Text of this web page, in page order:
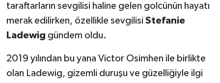
taraftarların sevgilisi haline gelen golcünün hayatı
merak edilirken, özellikle sevgilisi Stefanie
Ladewig gündem oldu.
2019 yılından bu yana Victor Osimhen ile birlikte
olan Ladewig, gizemli duruşu ve güzelliğiyle ilgi